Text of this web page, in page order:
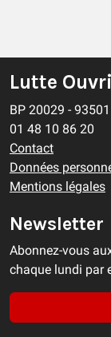
Lutte
BP 20029 -
01 48 10 86 20
Contact
Données
Mentions légales
Newsletter
Abonnez-vous
chaque lundi par